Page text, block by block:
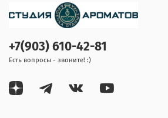
+7(903) 610-42-81
Есть вопросы - звоните! :)